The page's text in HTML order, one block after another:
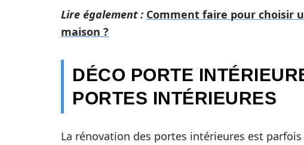
Lire également : Comment faire pour choisir
maison ?
DÉCO PORTE
PORTES INTÉRIEURES
La rénovation des portes intérieures est